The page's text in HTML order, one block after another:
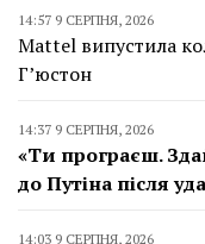
14:57 9 СЕРПНЯ, 2026
Mattel випустила
Г’юстон
14:37 9 СЕРПНЯ, 2026
«Ти програєш.
до Путіна після
14:03 9 СЕРПНЯ, 2026